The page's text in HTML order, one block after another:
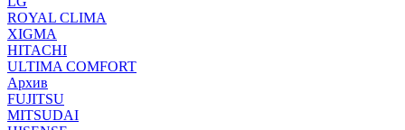
ROYAL CLIMA
XIGMA
HITACHI
ULTIMA COMFORT
Архив
FUJITSU
MITSUDAI